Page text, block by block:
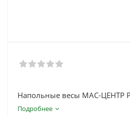
Напольные весы МАС-ЦЕНТР
Подробнее